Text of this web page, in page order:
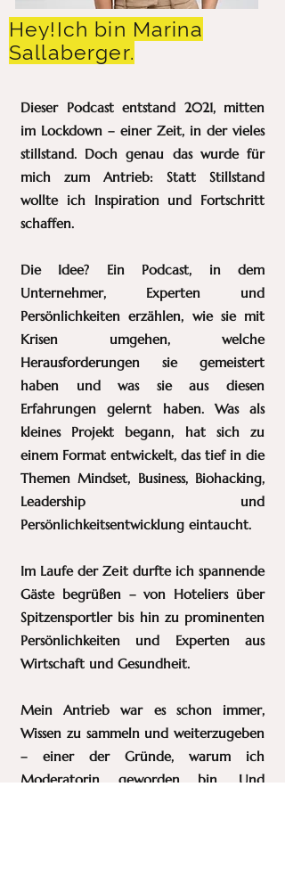
Hey!Ich bin Marina
Sallaberger.
Dieser Podcast entstand 2021, mitten
im Lockdown – einer Zeit, in der vieles
stillstand. Doch genau das wurde für
mich zum Antrieb: Statt Stillstand
wollte ich Inspiration und Fortschritt
schaffen.
Die Idee? Ein Podcast, in dem
Unternehmer, Experten und
Persönlichkeiten erzählen, wie sie mit
Krisen umgehen, welche
Herausforderungen sie gemeistert
haben und was sie aus diesen
Erfahrungen gelernt haben. Was als
kleines Projekt begann, hat sich zu
einem Format entwickelt, das tief in die
Themen Mindset, Business, Biohacking,
Leadership und
Persönlichkeitsentwicklung eintaucht.
Im Laufe der Zeit durfte ich spannende
Gäste begrüßen – von Hoteliers über
Spitzensportler bis hin zu prominenten
Persönlichkeiten und Experten aus
Wirtschaft und Gesundheit.
Mein Antrieb war es schon immer,
Wissen zu sammeln und weiterzugeben
– einer der Gründe, warum ich
Moderatorin geworden bin. Und